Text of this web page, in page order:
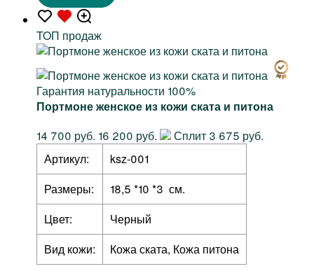
TOП продаж
Гарантия натуральности 100%
Портмоне женское из кожи ската и питона
14 700 руб. 16 200 руб.
Сплит 3 675 руб.
Артикул:
ksz-001
Размеры:
18,5 *10 *3 см.
Цвет:
Черный
Вид кожи:
Кожа ската, Кожа питона